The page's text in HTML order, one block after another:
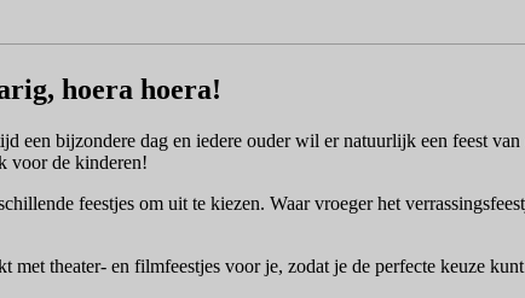
hoera hoera!
een bijzondere dag en iedere ouder wil er natuurlijk een feest
voor de kinderen!
feestjes om uit te kiezen. Waar vroeger het
met theater- en filmfeestjes voor je, zodat je de perfecte keuze